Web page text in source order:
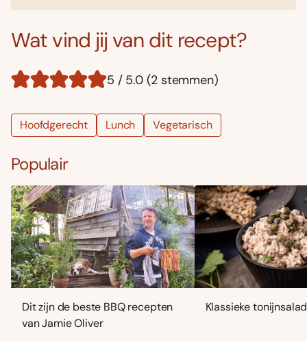
Wat vind jij van dit recept?
5 / 5.0 (2 stemmen)
Hoofdgerecht Lunch Vegetarisch
Populair
Dit zijn de beste BBQ recepten
van Jamie Oliver
Klassieke